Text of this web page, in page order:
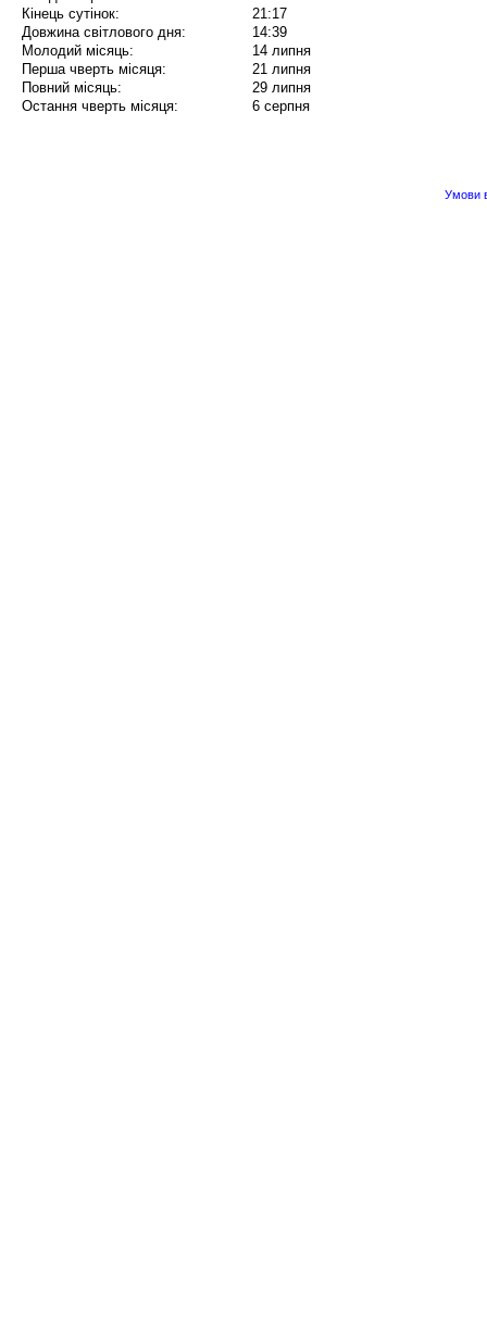
Кінець сутінок:
21:17
Довжина світлового дня:
14:39
Молодий місяць:
14 липня
Перша чверть місяця:
21 липня
Повний місяць:
29 липня
Остання чверть місяця:
6 серпня
Умови